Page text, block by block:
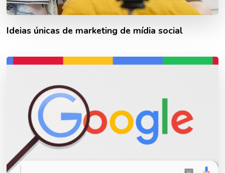
Ideias únicas de marketing de mídia social